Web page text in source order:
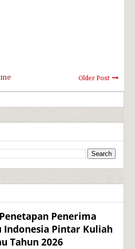
Older Post
Penerima
Pintar Kuliah
Tahun 2026